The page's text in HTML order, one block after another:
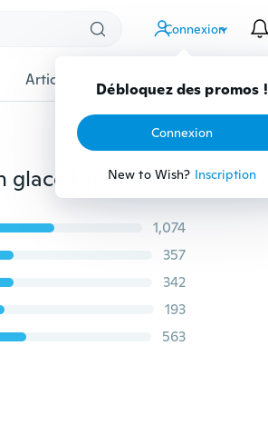
Connexion
Débloquez des promos !
Connexion
New to Wish? Inscription
Articles pour animaux domestiques
Hommes et femmes plaqué or chaîne carrée Zircon glacé Hip Hop tour de cou chaîne plaquée argent collier Bling bijoux de luxe
1,074
357
342
193
563